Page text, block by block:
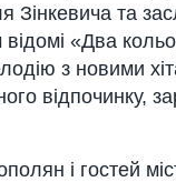
Зінкевича та
«Два
з новими
відпочинку,
і гостей